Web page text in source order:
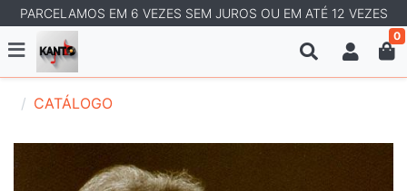
PARCELAMOS EM 6 VEZES SEM JUROS OU EM ATÉ 12 VEZES
0
CATÁLOGO